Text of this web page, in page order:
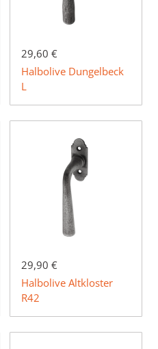
29,60 €
Halbolive Dungelbeck
L
29,90 €
Halbolive Altkloster
R42